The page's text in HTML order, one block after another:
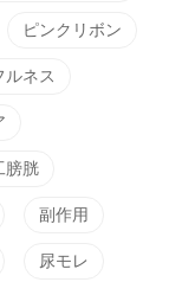
ピンクリボン
ルネス
膀胱
副作用
尿モレ